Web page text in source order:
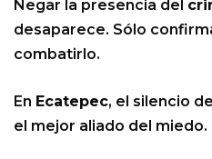
Negar la presencia del
desaparece. Sólo
combatirlo.
En Ecatepec, el silencio
el mejor aliado del miedo.